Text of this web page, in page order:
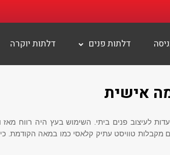
דלתות פנים דלתות יוקרה
אישית
לעיצוב פנים ביתי. השימוש בעץ היה רווח
מקבלות טוויסט עתיק קלאסי כמו במאה הקודמת.